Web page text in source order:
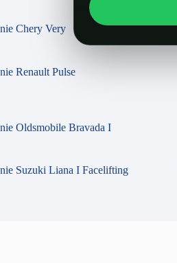
Chery Very
Renault Pulse
Oldsmobile Bravada I
Suzuki Liana I Facelifting